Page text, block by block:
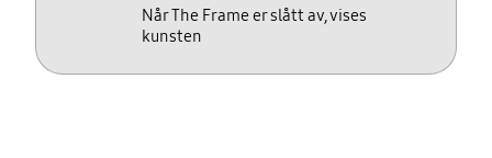
Når The Frame er slått av, vises
kunsten